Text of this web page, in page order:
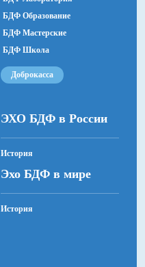
БДФ Образование
БДФ Мастерские
БДФ Школа
Доброкасса
ЭХО БДФ в России
История
Эхо БДФ в мире
История